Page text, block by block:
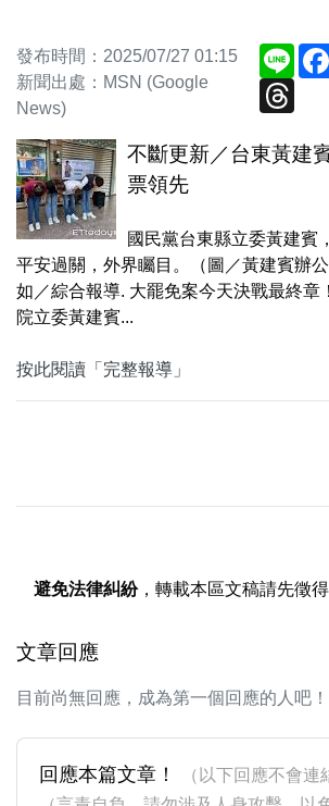
發布時間：2025/07/27 01:15
新聞出處：MSN (Google
News)
Line
不斷更新／台東黃建
票領先
國民黨台東縣立委黃建賓
平安過關，外界矚目。（圖／黃建賓辦
如／綜合報導. 大罷免案今天決戰最終章
院立委黃建賓...
按此閱讀「完整報導」
避免法律糾紛，轉載本區文稿請先徵
文章回應
目前尚無回應，成為第一個回應的人吧！
回應本篇文章！
（以下回應不會連